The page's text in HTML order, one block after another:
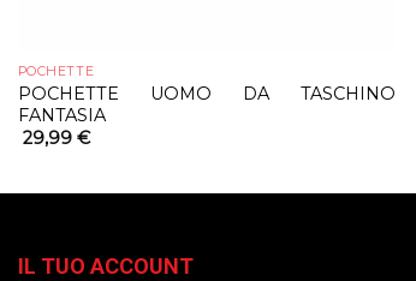
POCHETTE
POCHETTE UOMO DA TASCHINO
FANTASIA
29,99€
IL TUO ACCOUNT